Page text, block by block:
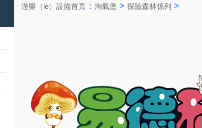
遊樂（lè）設備首頁 ： 淘氣堡 > 探險森林係列 >